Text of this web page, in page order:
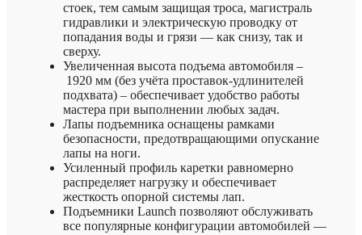
стоек, тем самым защищая троса, магистраль
гидравлики и электрическую проводку от
попадания воды и грязи — как снизу, так и
сверху.
Увеличенная высота подъема автомобиля –
1920 мм (без учёта проставок-удлинителей
подхвата) – обеспечивает удобство работы
мастера при выполнении любых задач.
Лапы подъемника оснащены рамками
безопасности, предотвращающими опускание
лапы на ноги.
Усиленный профиль каретки равномерно
распределяет нагрузку и обеспечивает
жесткость опорной системы лап.
Подъемники Launch позволяют обслуживать
все популярные конфигурации автомобилей —